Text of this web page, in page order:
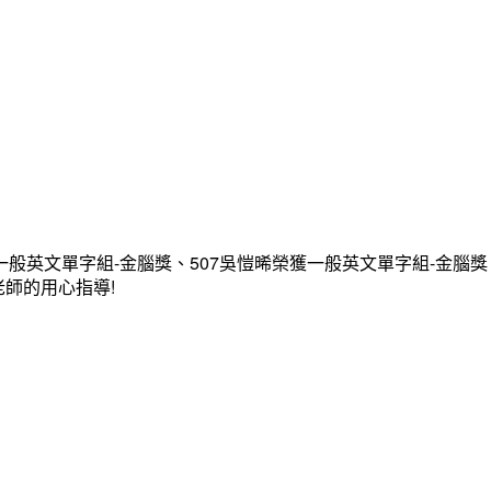
英文單字組-金腦獎、507吳愷晞榮獲一般英文單字組-金腦
的用心指導!